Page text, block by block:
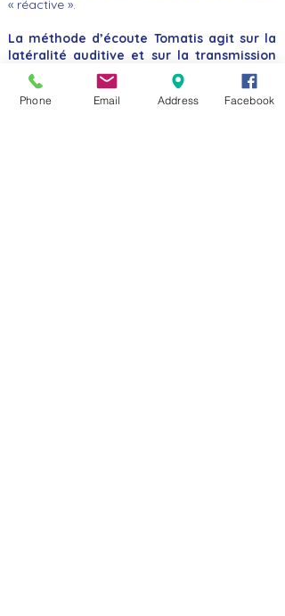
« réactive ».
La méthode d’écoute Tomatis agit sur la
latéralité auditive et sur la transmission
de l’information au niveau du cerveau
droit ou gauche.
Phone Email Address Facebook